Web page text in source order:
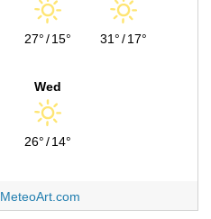
27°/15° 31°/17°
Wed
26°/14°
MeteoArt.com